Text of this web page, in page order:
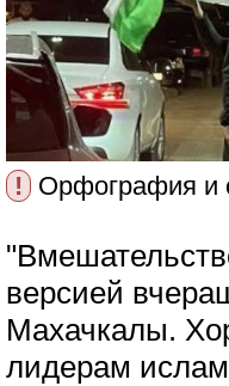
! Орфография и
версией
Махачкалы.
лидерам